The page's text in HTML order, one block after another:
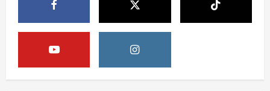
Pemerintah Perkuat Ekosistem Media
Digital Nasional Hadapi Perang
Algoritma AI
August 6, 2026
Opini